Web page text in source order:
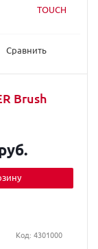
TOUCH
Сравнить
Brush
Код: 4301000